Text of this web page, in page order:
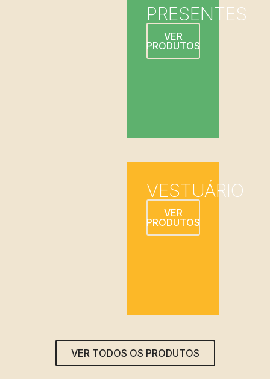
PRESENTES
VER
PRODUTOS
VESTUÁRIO
VER
PRODUTOS
VER TODOS OS PRODUTOS